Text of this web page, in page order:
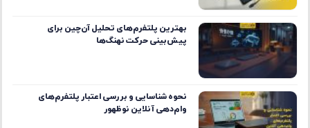
بهترین پلتفرم‌های تحلیل آن‌چین برای
پیش‌بینی حرکت نهنگ‌ها
نحوه شناسایی و بررسی اعتبار پلتفرم‌های
وام‌دهی آنلاین نوظهور